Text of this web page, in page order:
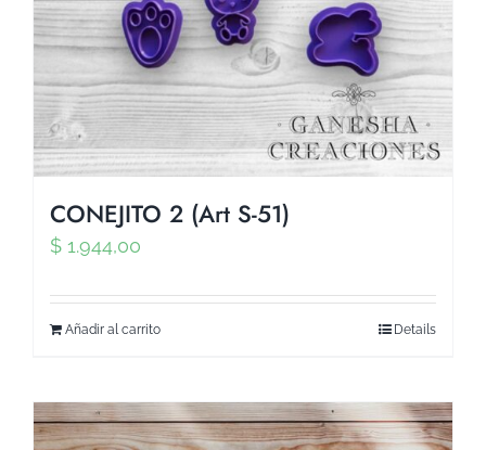
CONEJITO 2 (Art S-51)
$ 1.944,00
Añadir al carrito Details